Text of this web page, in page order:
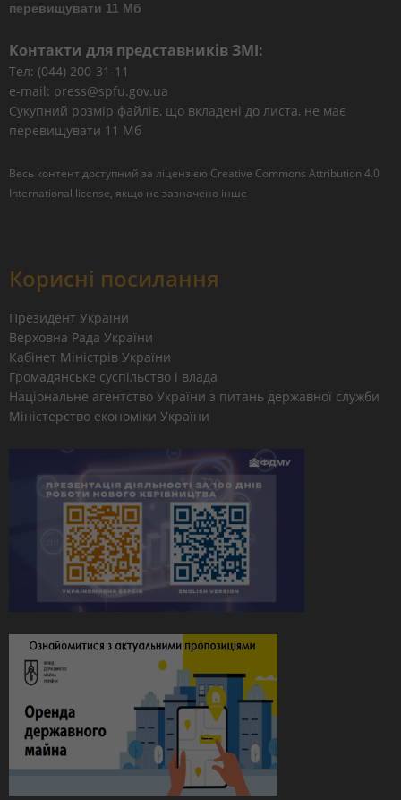
перевищувати 11 Мб
Контакти для представників ЗМІ:
Тел: (044) 200-31-11
e-mail: press@spfu.gov.ua
Сукупний розмір файлів, що вкладені до листа, не має
перевищувати 11 Мб
Весь контент доступний за ліцензією Creative Commons Attribution 4.0
International license, якщо не зазначено інше
Корисні посилання
Президент України
Верховна Рада України
Кабінет Міністрів України
Громадянське суспільство і влада
Національне агентство України з питань державної служби
Міністерство економіки України